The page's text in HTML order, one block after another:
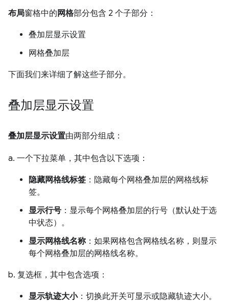
布局窗格中的 网格部分包含 2 个子部分：
叠加层显示设置
网格叠加层
下面我们来详细了解这些子部分。
叠加层显示设置
叠加层显示设置由两部分组成：
a. 一个下拉菜单，其中包含以下选项：
隐藏网格线标签 ：隐藏每个网格叠加层的网格线标
签。
显示行号 ：显示每个网格叠加层的行号（默认处于选
中状态）。
显示网格线名称：如果网格包含网格线名称，则显示
每个网格叠加层的网格线名称。
b. 复选框，其中包含选项：
显示轨迹大小：切换此开关可显示或隐藏轨迹大小。